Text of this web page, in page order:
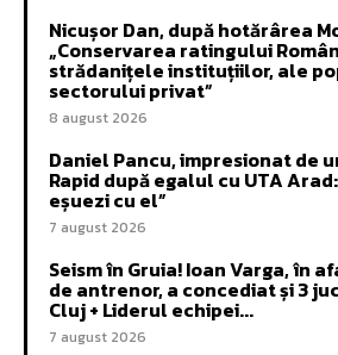
Nicușor Dan, după hotărârea
„Conservarea ratingului
strădanițele instituțiilor, ale
sectorului privat”
8 august 2026
Daniel Pancu, impresionat de
Rapid după egalul cu UTA
eșuezi cu el”
7 august 2026
Seism în Gruia! Ioan Varga, în
de antrenor, a concediat și 3
Cluj + Liderul echipei...
7 august 2026